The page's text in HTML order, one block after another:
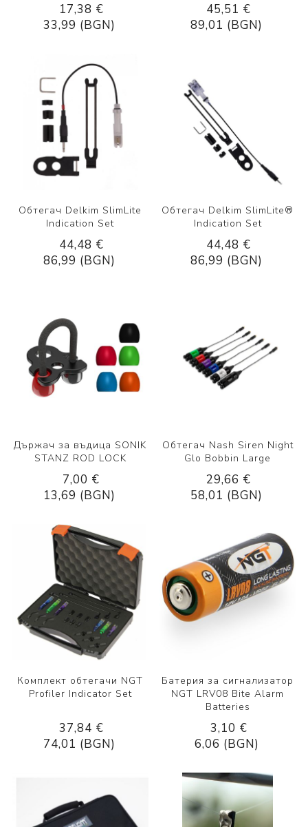
17,38 €
33,99 (BGN)
45,51 €
89,01 (BGN)
Обтегач Delkim SlimLite
Indication Set
44,48 €
86,99 (BGN)
Обтегач Delkim SlimLite®
Indication Set
44,48 €
86,99 (BGN)
Държач за въдица SONIK
STANZ ROD LOCK
7,00 €
13,69 (BGN)
Обтегач Nash Siren Night
Glo Bobbin Large
29,66 €
58,01 (BGN)
Комплект обтегачи NGT
Profiler Indicator Set
37,84 €
74,01 (BGN)
Батерия за сигнализатор
NGT LRV08 Bite Alarm
Batteries
3,10 €
6,06 (BGN)